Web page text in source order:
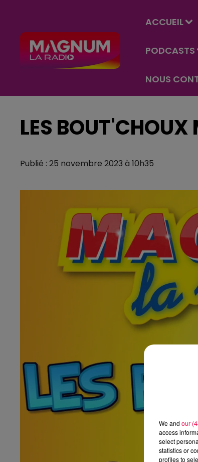
ACCUEIL
PODCASTS
NOUS
LES
Publié : 25 novembre 2023 à 10h35
We and our
access
select
statistics or
profiles to